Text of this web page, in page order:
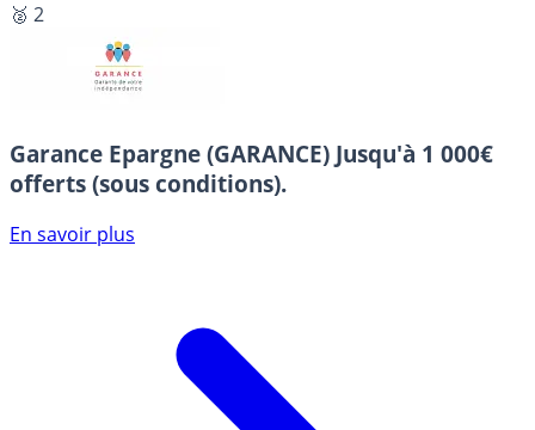
🥈 2
Garance Epargne (GARANCE) Jusqu'à 1 000€
offerts (sous conditions).
En savoir plus